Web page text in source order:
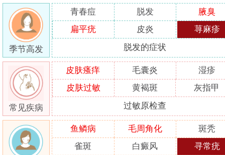
季节高发
青春痘 脱发
腋臭
扁平疣
皮炎 荨麻疹
脱发的症状
常见疾病
皮肤瘙痒 毛囊炎
湿疹
皮肤过敏
黄褐斑 灰指甲
过敏原检查
鱼鳞病 毛周角化
斑秃
雀斑
白癜风 寻常疣